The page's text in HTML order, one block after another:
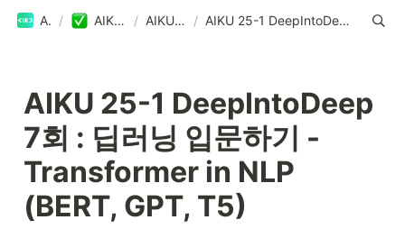
AIKU / AIKU Blog / AIKU Blog / AIKU 25-1 DeepIntoDeep 7회 : 딥러닝 입문하기 - Transformer in NLP (BERT, GPT, T5)
AIKU 25-1 DeepIntoDeep
7회 : 딥러닝 입문하기 -
Transformer in NLP
(BERT, GPT, T5)